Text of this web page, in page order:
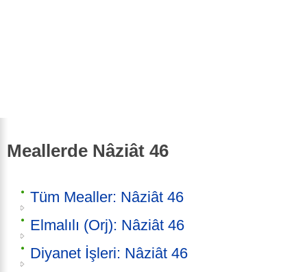
Meallerde Nâziât 46
Tüm Mealler: Nâziât 46
Elmalılı (Orj): Nâziât 46
Diyanet İşleri: Nâziât 46